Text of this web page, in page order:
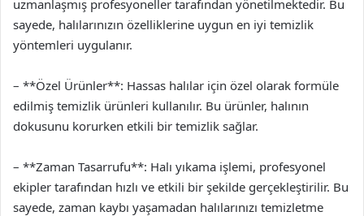
uzmanlaşmış profesyoneller tarafından yönetilmektedir. Bu
sayede, halılarınızın özelliklerine uygun en iyi temizlik
yöntemleri uygulanır.
– **Özel Ürünler**: Hassas halılar için özel olarak formüle
edilmiş temizlik ürünleri kullanılır. Bu ürünler, halının
dokusunu korurken etkili bir temizlik sağlar.
– **Zaman Tasarrufu**: Halı yıkama işlemi, profesyonel
ekipler tarafından hızlı ve etkili bir şekilde gerçekleştirilir. Bu
sayede, zaman kaybı yaşamadan halılarınızı temizletme